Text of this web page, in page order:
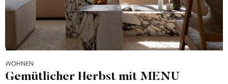
WOHNEN
Gemütlicher Herbst mit MENU